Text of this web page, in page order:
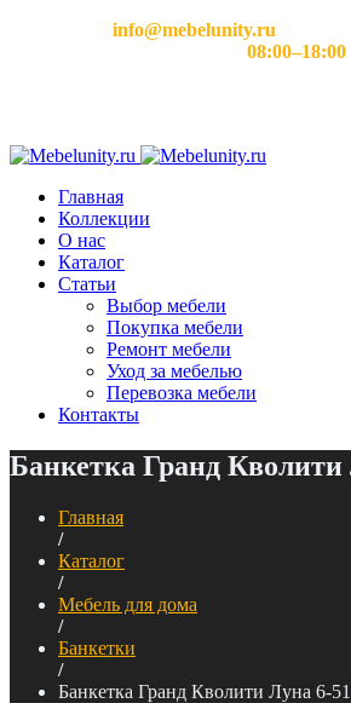
info@mebelunity.ru
08:00–18:00
Главная
Коллекции
О нас
Каталог
Статьи
Выбор мебели
Покупка мебели
Ремонт мебели
Уход за мебелью
Перевозка мебели
Контакты
Банкетка Гранд
Главная
/
Каталог
/
Мебель для дома
/
Банкетки
/
Банкетка Гранд Кволити Луна 6-